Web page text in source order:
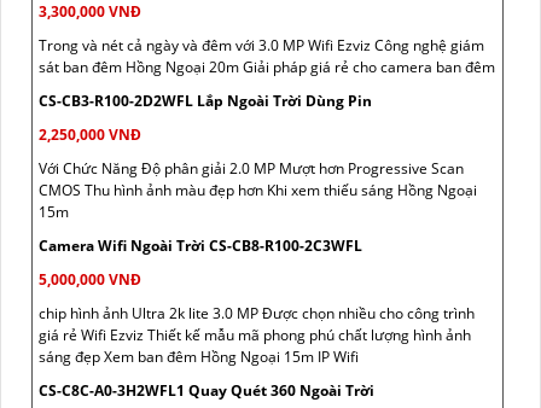
3,300,000 VNĐ
Trong và nét cả ngày và đêm với 3.0 MP Wifi Ezviz Công nghệ giám
sát ban đêm Hồng Ngoại 20m Giải pháp giá rẻ cho camera ban đêm
CS-CB3-R100-2D2WFL Lắp Ngoài Trời Dùng Pin
2,250,000 VNĐ
Với Chức Năng Độ phân giải 2.0 MP Mượt hơn Progressive Scan
CMOS Thu hình ảnh màu đẹp hơn Khi xem thiếu sáng Hồng Ngoại
15m
Camera Wifi Ngoài Trời CS-CB8-R100-2C3WFL
5,000,000 VNĐ
chip hình ảnh Ultra 2k lite 3.0 MP Được chọn nhiều cho công trình
giá rẻ Wifi Ezviz Thiết kế mẫu mã phong phú chất lượng hình ảnh
sáng đẹp Xem ban đêm Hồng Ngoại 15m IP Wifi
CS-C8C-A0-3H2WFL1 Quay Quét 360 Ngoài Trời